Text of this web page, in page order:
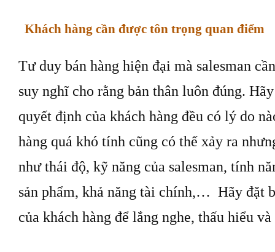
Khách hàng cần được tôn trọng quan điểm
Tư duy bán hàng hiện đại mà salesman
suy nghĩ cho rằng bản thân luôn đúng.
quyết định của khách hàng đều có lý do
hàng quá khó tính cũng có thể xảy ra
như thái độ, kỹ năng của salesman, tính
sản phẩm, khả năng tài chính,… Hãy đặt
của khách hàng để lắng nghe, thấu hiểu